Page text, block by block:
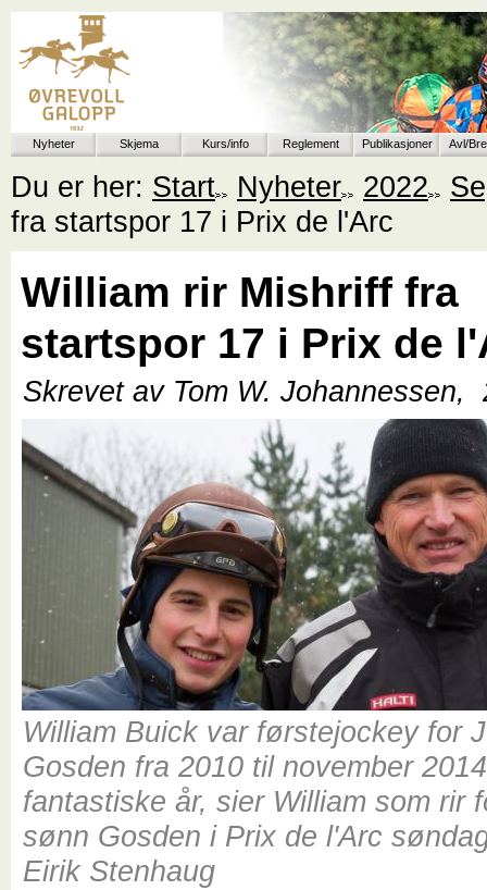
Nyheter Skjema Kurs/info Reglement Publikasjoner Avl/
Du er her: Start Nyheter 2022
fra startspor 17 i Prix de l'Arc
William rir Mishriff fra
startspor 17 i Prix de
Skrevet av Tom W. Johannessen,
William Buick var førstejockey for
Gosden fra 2010 til november
fantastiske år, sier William som rir
sønn Gosden i Prix de l'Arc
Eirik Stenhaug